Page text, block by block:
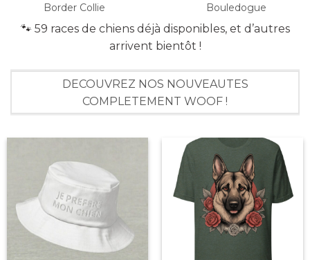
Border Collie Bouledogue
🐾 59 races de chiens déjà disponibles, et d’autres
arrivent bientôt !
DECOUVREZ NOS NOUVEAUTES
COMPLETEMENT WOOF !